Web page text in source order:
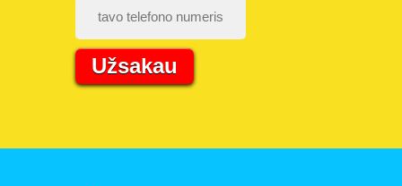
Užsakau